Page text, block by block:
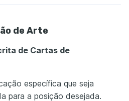
de Arte
de Cartas de
específica que seja
para a posição desejada.